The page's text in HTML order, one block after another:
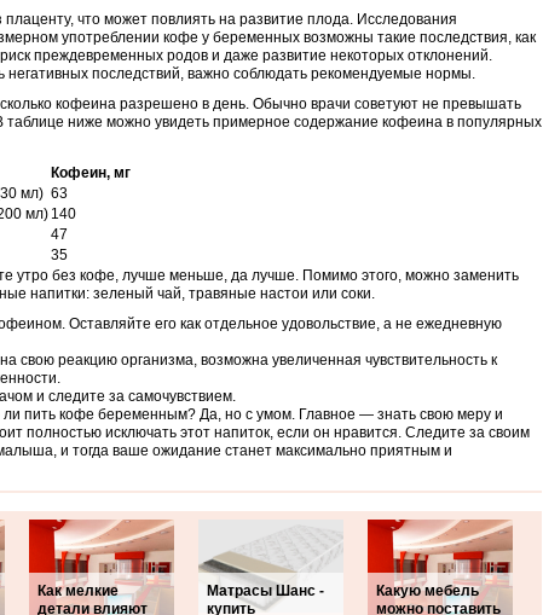
что может повлиять на развитие плода. Исследования
употреблении кофе у беременных возможны такие последствия, как
преждевременных родов и даже развитие некоторых отклонений.
негативных последствий, важно соблюдать рекомендуемые нормы.
кофеина разрешено в день. Обычно врачи советуют не превышать
таблице ниже можно увидеть примерное содержание кофеина в популярных
Кофеин, мг
мл) 63
мл) 140
47
35
утро без кофе, лучше меньше, да лучше. Помимо этого, можно заменить
напитки: зеленый чай, травяные настои или соки.
Оставляйте его как отдельное удовольствие, а не ежедневную
свою реакцию организма, возможна увеличенная чувствительность к
и следите за самочувствием.
ли пить кофе беременным? Да, но с умом. Главное — знать свою меру и
полностью исключать этот напиток, если он нравится. Следите за своим
и тогда ваше ожидание станет максимально приятным и
Как мелкие
детали влияют
Матрасы Шанс -
купить
Какую мебель
можно поставить